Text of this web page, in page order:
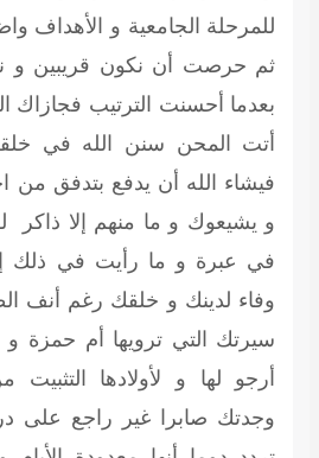
للمرحلة الجامعية و الأهداف
ثم حرصت أن نكون قريبين و
بعدما أحسنت الترتيب فجازاك
أتت المحن سنن الله في
فيشاء الله أن يدفع بتدفق
و يشيعوك و ما منهم إلا ذاكر
في عبرة و ما رأيت في ذلك
وفاء لدينك و خلقك رغم أنف
سيرتك التي ترويها أم حمزة
أرجو لها و لأولادها التثبيت
وجدتك صابرا غير راجع على